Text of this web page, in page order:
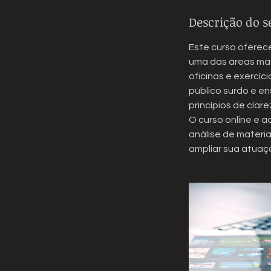
e
r
a
d
o
Descrição do
Este curso
uma das áreas
oficinas e
público surdo e
princípios de
O curso online e
análise de
ampliar sua